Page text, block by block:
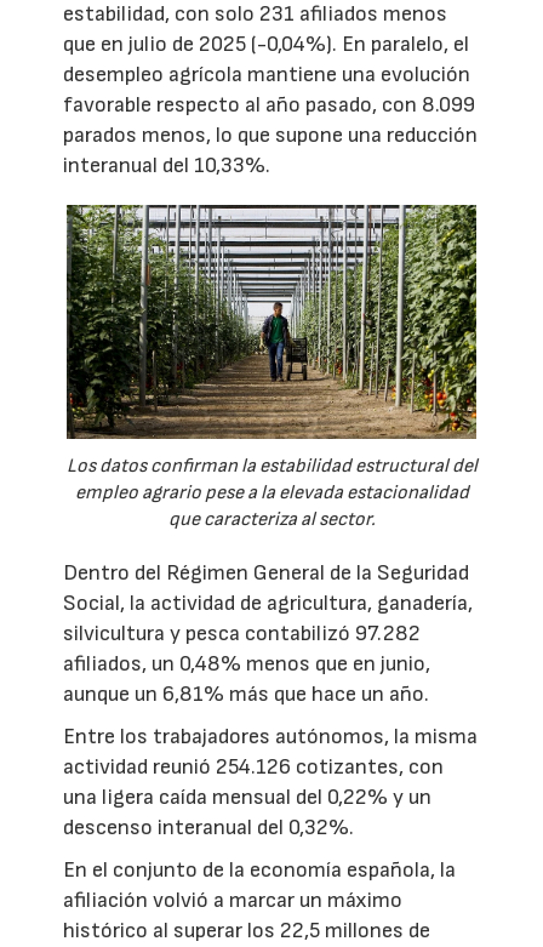
estabilidad, con solo 231 afiliados menos
que en julio de 2025 (-0,04%). En paralelo, el
desempleo agrícola mantiene una evolución
favorable respecto al año pasado, con 8.099
parados menos, lo que supone una reducción
interanual del 10,33%.
Los datos confirman la estabilidad estructural del
empleo agrario pese a la elevada estacionalidad
que caracteriza al sector.
Dentro del Régimen General de la Seguridad
Social, la actividad de agricultura, ganadería,
silvicultura y pesca contabilizó 97.282
afiliados, un 0,48% menos que en junio,
aunque un 6,81% más que hace un año.
Entre los trabajadores autónomos, la misma
actividad reunió 254.126 cotizantes, con
una ligera caída mensual del 0,22% y un
descenso interanual del 0,32%.
En el conjunto de la economía española, la
afiliación volvió a marcar un máximo
histórico al superar los 22,5 millones de